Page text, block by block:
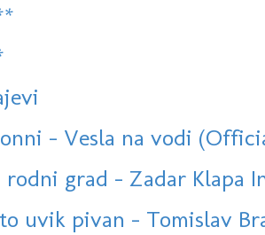
- Vesla na vodi
rodni grad - Zadar Klapa
uvik pivan - Tomislav